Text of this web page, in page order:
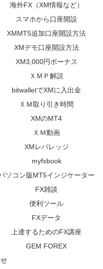
海外FX（XM情報など）
スマホから口座開設
XMMT5追加口座開設方法
XMデモ口座開設方法
XM3,000円ボーナス
ＸＭＰ解説
bitwalletでXMに入出金
ＸＭ取り引き時間
XMのMT4
ＸＭ動画
XMレバレッジ
myfxbook
ソコン版MT5インジケーター
FX雑談
便利ツール
FXデータ
上達するためのFX講座
GEM FOREX